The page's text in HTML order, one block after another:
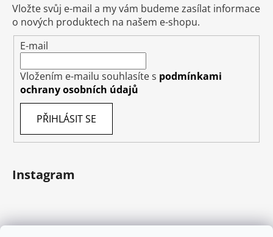
Vložte svůj e-mail a my vám budeme zasílat informace
o nových produktech na našem e-shopu.
E-mail
Vložením e-mailu souhlasíte s podmínkami
ochrany osobních údajů
PŘIHLÁSIT SE
Instagram